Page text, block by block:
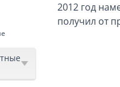
2012 год
получил от